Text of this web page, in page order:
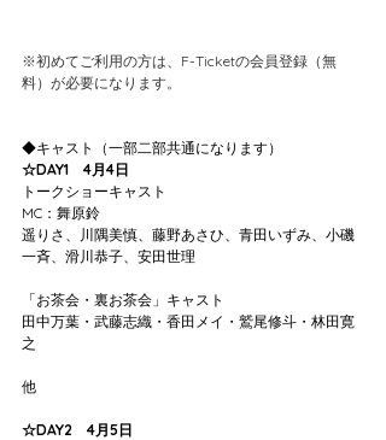
※初めてご利用の方は、F-Ticketの会員登録（無
料）が必要になります。
◆キャスト（一部二部共通になります）
☆DAY1　4月4日
トークショーキャスト
MC：舞原鈴
遥りさ、川隅美慎、藤野あさひ、青田いずみ、小磯
一斉、滑川恭子、安田世理
「お茶会・裏お茶会」キャスト
田中万葉・武藤志織・香田メイ・鷲尾修斗・林田寛
之
他
☆DAY2　4月5日